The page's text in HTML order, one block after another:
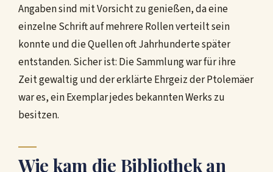
Angaben sind mit Vorsicht zu genießen, da eine
einzelne Schrift auf mehrere Rollen verteilt sein
konnte und die Quellen oft Jahrhunderte später
entstanden. Sicher ist: Die Sammlung war für ihre
Zeit gewaltig und der erklärte Ehrgeiz der Ptolemäer
war es, ein Exemplar jedes bekannten Werks zu
besitzen.
Wie kam die Bibliothek an